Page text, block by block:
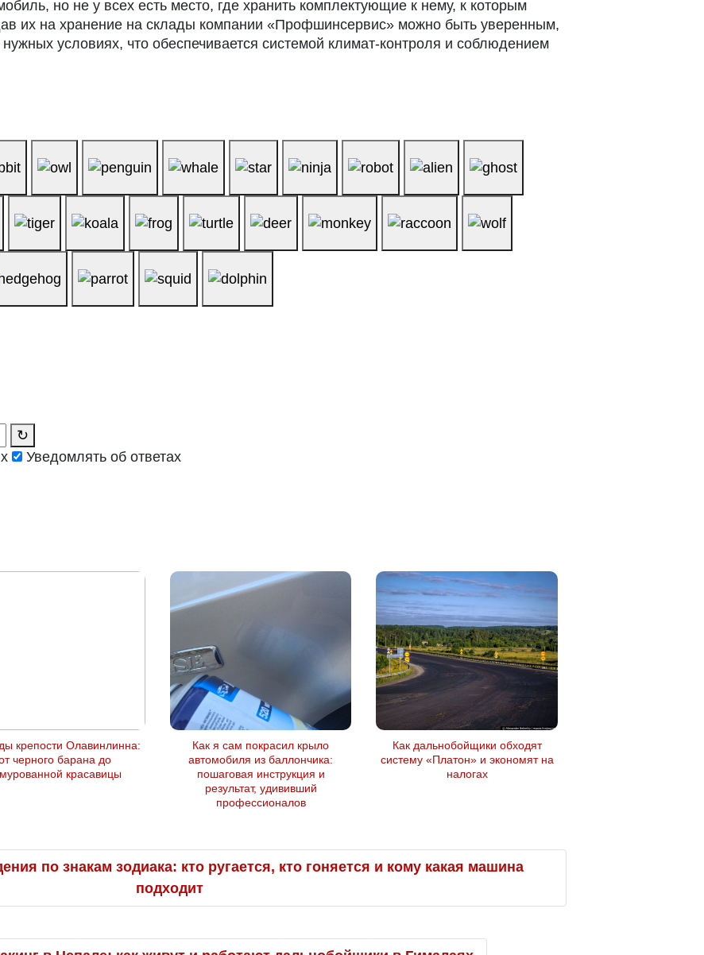
но не у всех есть место, где хранить комплектующие к нему, к которым
их на хранение на склады компании «Профшинсервис» можно быть уверенным,
условиях, что обеспечивается системой климат-контроля и соблюдением
↻
Уведомлять об ответах
крепости Олавинлинна:
черного барана до
красавицы
Как я сам покрасил крыло
автомобиля из баллончика:
пошаговая инструкция и
результат, удививший
профессионалов
Как дальнобойщики обходят
систему «Платон» и экономят на
налогах
по знакам зодиака: кто ругается, кто гоняется и кому какая машина
подходит